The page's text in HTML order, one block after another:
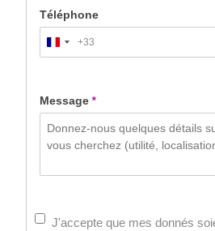
Téléphone
France
+33
+33
Message*
J'accepte que mes donnés